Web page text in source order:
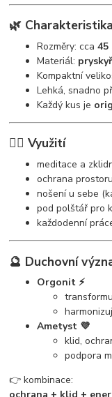
🌿 Charakteristika
Rozměry: cca45
Materiál:
Kompaktní
Lehká, snadno
Každý kus je
🧘‍♀️ Využití
meditace a
ochrana
nošení u sebe
pod polštář pro
každodenní
🔮 Duchovní
Orgonit ⚡
Ametyst 💜
klid,
podpora
👉 kombinace: